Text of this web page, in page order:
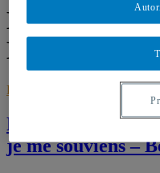
Étiquette :
Berlin
BERLIN Réflexion
Prolongement
je me souviens –